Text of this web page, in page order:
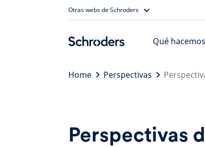
Otras webs de Schroders
Qué hacemos
Home Perspectivas
Perspectivas